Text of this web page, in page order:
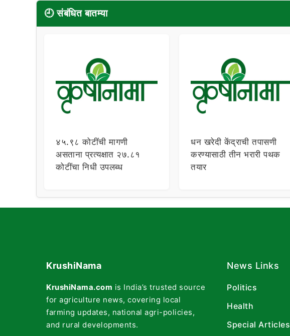
🕘 संबंधित बातम्या
४५.९८ कोटींची मागणी
असताना प्रत्यक्षात २७.८१
कोटींचा निधी उपलब्ध
धन खरेदी केंद्राची तपासणी
करण्यासाठी तीन भरारी पथक
तयार
KrushiNama
KrushiNama.com is India’s trusted source
for agriculture news, covering local
farming updates, national agri-policies,
and rural developments.
News Links
Politics
Health
Special Articles